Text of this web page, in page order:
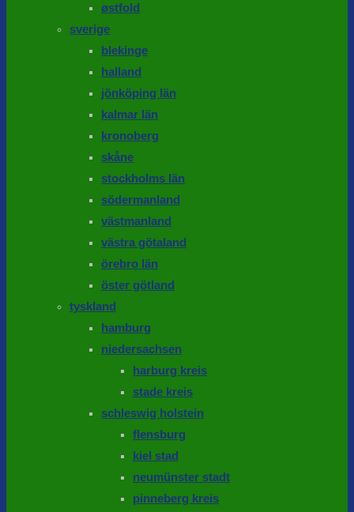
østfold
sverige
blekinge
halland
jönköping län
kalmar län
kronoberg
skåne
stockholms län
södermanland
västmanland
västra götaland
örebro län
öster götland
tyskland
hamburg
niedersachsen
harburg kreis
stade kreis
schleswig holstein
flensburg
kiel stad
neumünster stadt
pinneberg kreis